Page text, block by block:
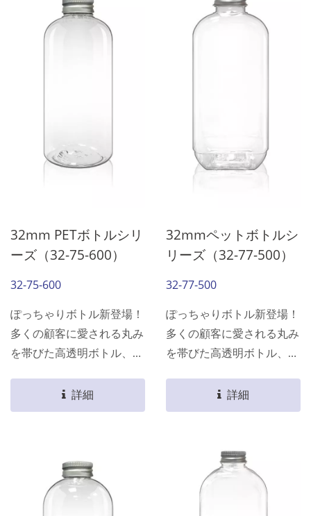
分な水分を補充でき、素晴
らしい一日を楽しむことが
分な水分を補充でき、素晴
らしい一日を楽しむことが
32mm PETボトルシリ
ーズ（32-75-600）
32-75-600
ぽっちゃりボトル新登場！
多くの顧客に愛される丸み
を帯びた高透明ボトル、か
合わせることで、かわいさ
とファッション感を両立さ
分な水分を補充でき、素晴
らしい一日を楽しむことが
詳細
32mmペットボトルシ
リーズ（32-77-500）
32-77-500
ぽっちゃりボトル新登場！
多くの顧客に愛される丸み
を帯びた高透明ボトル、か
合わせることで、かわいさ
とファッション感を両立さ
で、外出して忙しくても十
分な水分を補充でき、素晴
らしい一日を楽しむことが
詳細